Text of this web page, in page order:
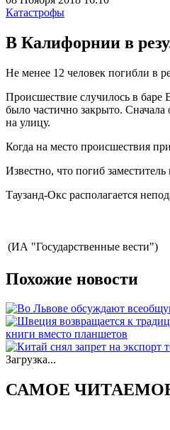
Катастрофы
В Калифорнии в
Не менее 12 человек погибли в
Происшествие случилось в баре
было частично закрыто. Сначала
на улицу.
Когда на место происшествия
Известно, что погиб
Таузанд-Окс располагается
(ИА "Государственные вести")
Похожие новости
книги вместо планшетов
Загрузка...
САМОЕ